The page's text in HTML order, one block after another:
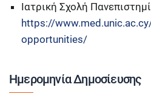
Ιατρική Σχολή
https://
opportunities/
Ημερομηνία Δημοσίευσης